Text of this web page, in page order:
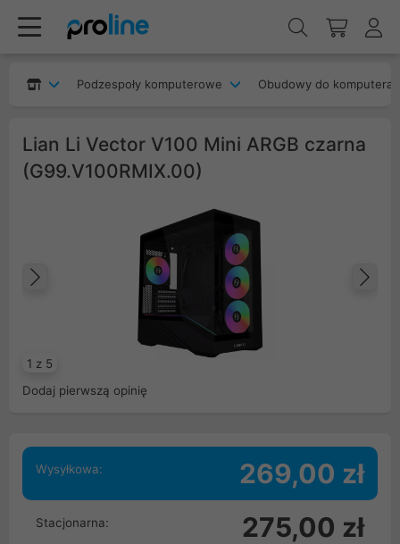
Podzespoły komputerowe Obudowy do komputera
Lian Li Vector V100 Mini ARGB czarna
(G99.V100RMIX.00)
1 z 5
Poprzedni
Dodaj pierwszą opinię
Wysyłkowa: 269,00 zł
Stacjonarna: 275,00 zł